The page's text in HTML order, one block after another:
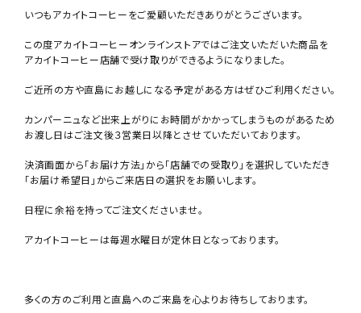
いつもアカイトコーヒーをご愛顧いただきありがとうございます。
この度アカイトコーヒーオンラインストアではご注文いただいた商品を
アカイトコーヒー店舗で受け取りができるようになりました。
ご近所の方や直島にお越しになる予定がある方はぜひご利用ください。
カンパーニュなど出来上がりにお時間がかかってしまうものがあるため
お渡し日はご注文後３営業日以降とさせていただいております。
決済画面から「お届け方法」から「店舗での受取り」を選択していただき
「お届け希望日」からご来店日の選択をお願いします。
日程に余裕を持ってご注文くださいませ。
アカイトコーヒーは毎週水曜日が定休日となっております。
多くの方のご利用と直島へのご来島を心よりお待ちしております。